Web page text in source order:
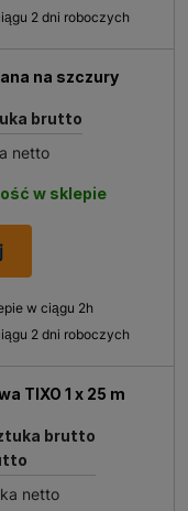
2 dni roboczych
na szczury
brutto
netto
w sklepie
w ciągu 2h
2 dni roboczych
TIXO 1 x 25 m
brutto
netto